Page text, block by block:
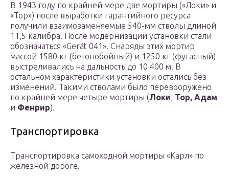
В 1943 году по крайней мере две мортиры («Локи» и
«Тор») после выработки гарантийного ресурса
получили взаимозаменяемые 540-мм стволы длиной
11,5 калибра. После модернизации установки стали
обозначаться «Gerät 041». Снаряды этих мортир
массой 1580 кг (бетонобойный) и 1250 кг (фугасный)
выстреливались на дальность до 10 400 м. В
остальном характеристики установки остались без
изменений. Такими стволами было перевооружено
по крайней мере четыре мортиры (Локи, Тор, Адам
и Фенрир).
Транспортировка
Транспортировка самоходной мортиры «Карл» по
железной дороге.